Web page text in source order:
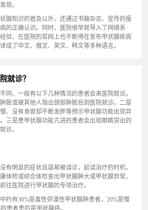
现。
腺知识的普及以外，还通过书籍杂志、宣传的报
的正确认识。同时，医院很早就导入了网络系
验，在医院的官网上也不断得在发布甲状腺疾病
成了中文、俄文、英文、韩文等多种语言。
就诊？
同，一般有以下几种情况的患者会来医院就诊。
胀或被其他人指出颈部肿胀后到医院就诊。二是
、没有食欲却不断发胖等预示甲状腺功能出现异
三是患甲状腺功能亢进的患者会出现眼睛突出的
诊。
有明显的症状且容易被误诊，延误治疗的时机，
体检或综合体检查出甲状腺肿大或甲状腺异常，
往医院进行甲状腺的专项治疗。
约有30%是毒性弥漫性甲状腺肿患者，20%是慢
患者患的是甲状腺癌。